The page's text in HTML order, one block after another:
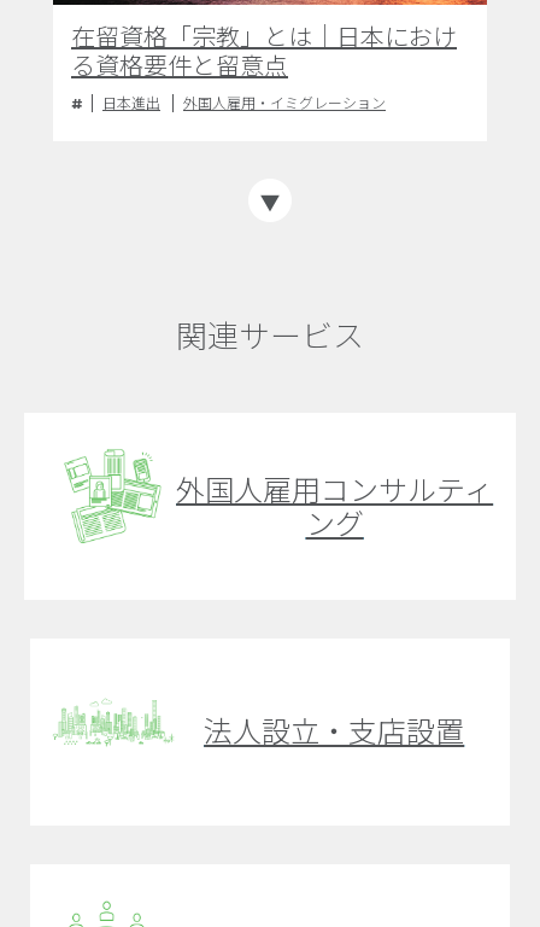
在留資格「宗教」とは｜日本におけ
る資格要件と留意点
日本進出 外国人雇用・イミグレーション
関連サービス
外国人雇用コンサルティ
ング
法人設立・支店設置